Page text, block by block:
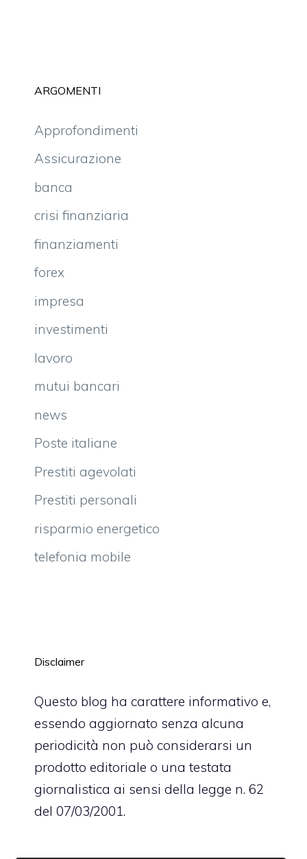
ARGOMENTI
Approfondimenti
Assicurazione
banca
crisi finanziaria
finanziamenti
forex
impresa
investimenti
lavoro
mutui bancari
news
Poste italiane
Prestiti agevolati
Prestiti personali
risparmio energetico
telefonia mobile
Disclaimer
Questo blog ha carattere informativo e,
essendo aggiornato senza alcuna
periodicità non può considerarsi un
prodotto editoriale o una testata
giornalistica ai sensi della legge n. 62
del 07/03/2001.